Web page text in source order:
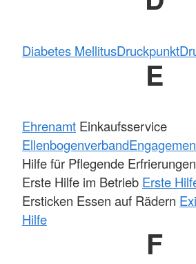
Diabetes MellitusDruckpunkt
E
Ehrenamt Einkaufsservice
Ellenbogenverband
Hilfe für Pflegende Erfrierungen
Erste Hilfe im Betrieb Erste
Ersticken Essen auf Rädern
Hilfe
F